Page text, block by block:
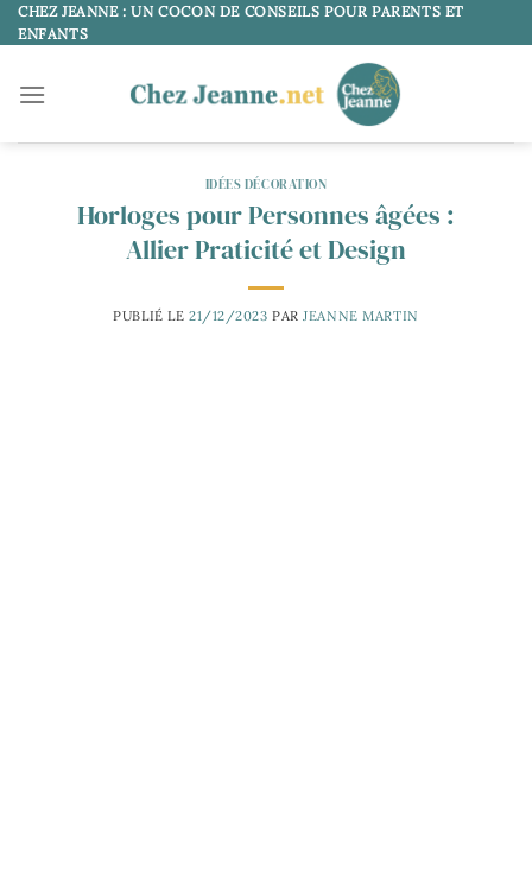
Passer
au
CHEZ JEANNE : UN COCON DE CONSEILS POUR PARENTS ET
ENFANTS
IDÉES DÉCORATION
Horloges pour Personnes âgées :
Allier Praticité et Design
PUBLIÉ LE 21/12/2023 PAR JEANNE MARTIN